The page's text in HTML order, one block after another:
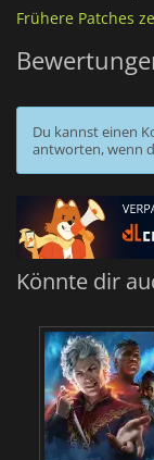
Frühere Patches
Du kannst einen
antworten, wenn
Könnte dir